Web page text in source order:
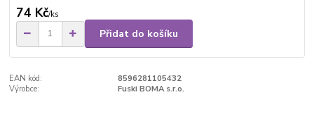
74 Kč/ks
Přidat do košíku
EAN kód:
8596281105432
Výrobce:
Fuski BOMA s.r.o.